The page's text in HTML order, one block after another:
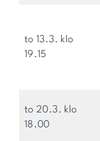
to 13.3. klo
19.15
to 20.3. klo
18.00